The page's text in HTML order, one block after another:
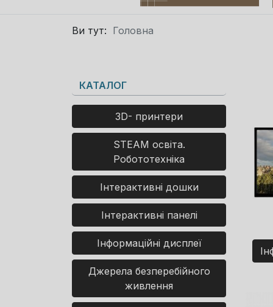
Ви тут: Головна
КАТАЛОГ
3D- принтери
STEAM освіта.
Робототехніка
Інтерактивні дошки
Інтерактивні панелі
Інформаційні дисплеї
Джерела безперебійного
живлення